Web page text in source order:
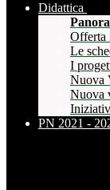
Didattica
Offerta
Le
I
Nuova
Nuova
PN 2021 -